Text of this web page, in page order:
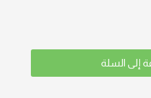
إلى السلة